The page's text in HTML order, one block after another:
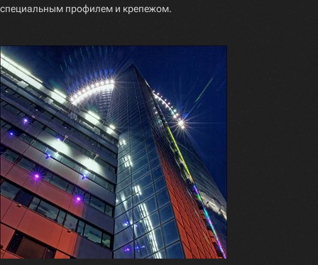
специальным профилем и крепежом.